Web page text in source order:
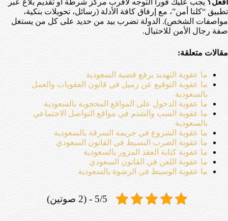
أفعل؟ يجب عليك فوراً التوجه لأقرب مركز شرطة أو تقديم بلاغ عبر
تطبيق “كلنا أمن”، مع إرفاق كافة الأدلة (رسائل، تحويلات بنكية،
مواصفات الشخص). الدولة تضرب بيد من حديد على كل من يستغل
صفة رجال الأمن للاحتيال.
مقالات متعلقة:
ما عقوبة التهديد برفع قضية السعودية
ما عقوبة التوقيع عن زميل في قانون العقوبات والعمل
بالسعودية
ما عقوبة الدخول على المواقع المحجوبة بالسعودية
ما عقوبة السب والشتم في مواقع التواصل الاجتماعي
بالسعودية
ما عقوبة الشروع في جريمة السرقة بالسعودية
ما عقوبة الضرب البسيط في القانون السعودي
ما عقوبة كتابة العقد المزور بالسعودية
ما عقوبة اللعن في القانون السعودي
ما عقوبة الوسيط في الرشوة بالسعودية
5/5 - (2 صوتين)